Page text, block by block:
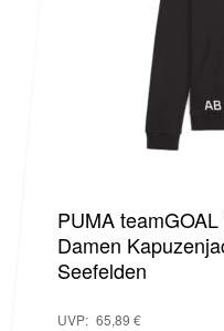
PUMA
Damen
Seefelden
UVP: 65,89 €